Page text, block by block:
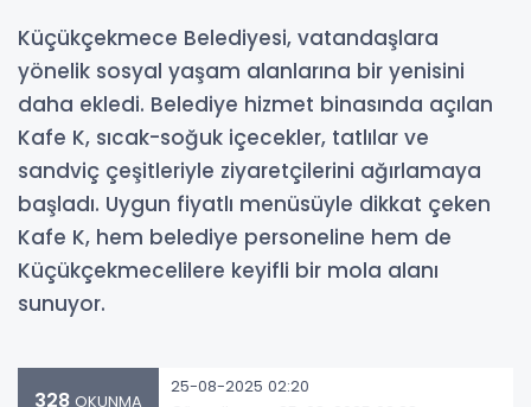
Küçükçekmece Belediyesi, vatandaşlara
yönelik sosyal yaşam alanlarına bir yenisini
daha ekledi. Belediye hizmet binasında açılan
Kafe K, sıcak-soğuk içecekler, tatlılar ve
sandviç çeşitleriyle ziyaretçilerini ağırlamaya
başladı. Uygun fiyatlı menüsüyle dikkat çeken
Kafe K, hem belediye personeline hem de
Küçükçekmecelilere keyifli bir mola alanı
sunuyor.
328 OKUNMA
25-08-2025 02:20